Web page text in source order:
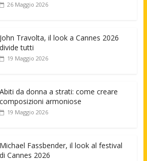
26 Maggio 2026
John Travolta, il look a Cannes 2026
divide tutti
19 Maggio 2026
Abiti da donna a strati: come creare
composizioni armoniose
19 Maggio 2026
Michael Fassbender, il look al festival
di Cannes 2026